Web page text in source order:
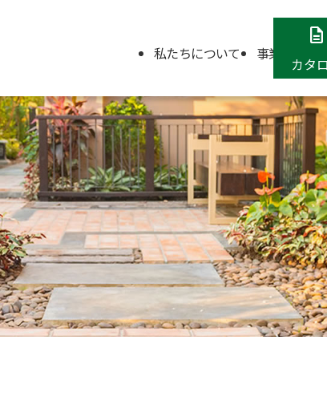
私たちについて 事業内容
description
カタ